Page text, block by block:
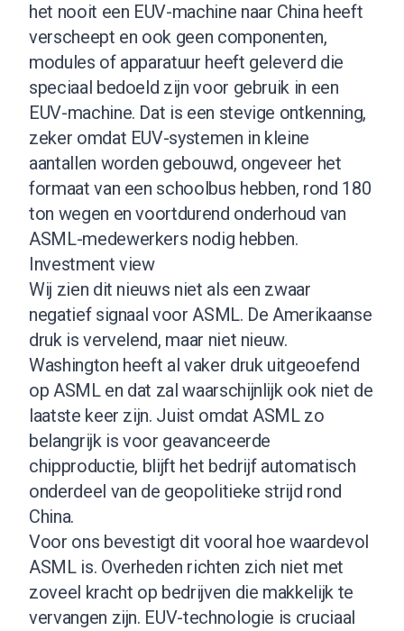
het nooit een EUV-machine naar China heeft
verscheept en ook geen componenten,
modules of apparatuur heeft geleverd die
speciaal bedoeld zijn voor gebruik in een
EUV-machine. Dat is een stevige ontkenning,
zeker omdat EUV-systemen in kleine
aantallen worden gebouwd, ongeveer het
formaat van een schoolbus hebben, rond 180
ton wegen en voortdurend onderhoud van
ASML-medewerkers nodig hebben.
Investment view
Wij zien dit nieuws niet als een zwaar
negatief signaal voor ASML. De Amerikaanse
druk is vervelend, maar niet nieuw.
Washington heeft al vaker druk uitgeoefend
op ASML en dat zal waarschijnlijk ook niet de
laatste keer zijn. Juist omdat ASML zo
belangrijk is voor geavanceerde
chipproductie, blijft het bedrijf automatisch
onderdeel van de geopolitieke strijd rond
China.
Voor ons bevestigt dit vooral hoe waardevol
ASML is. Overheden richten zich niet met
zoveel kracht op bedrijven die makkelijk te
vervangen zijn. EUV-technologie is cruciaal